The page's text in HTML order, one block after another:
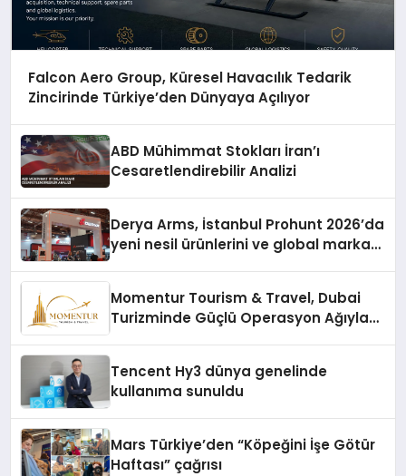
Falcon Aero Group, Küresel Havacılık Tedarik
Zincirinde Türkiye’den Dünyaya Açılıyor
ABD Mühimmat Stokları İran’ı
Cesaretlendirebilir Analizi
Derya Arms, İstanbul Prohunt 2026’da
yeni nesil ürünlerini ve global marka
Momentur Tourism & Travel, Dubai
Turizminde Güçlü Operasyon Ağıyla
Tencent Hy3 dünya genelinde
kullanıma sunuldu
Mars Türkiye’den “Köpeğini İşe Götür
Haftası” çağrısı